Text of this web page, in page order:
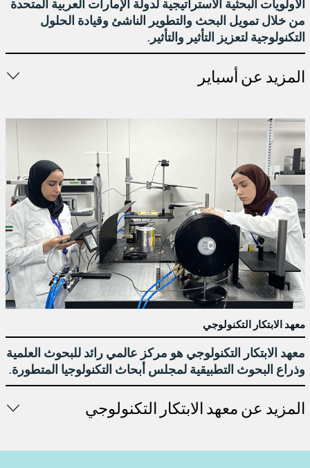
الأولويات البحثية الاستراتيجية لدولة الإمارات العربية المتحدة
من خلال تمويل البحث والتطوير الناشئ وقيادة الحلول
التكنولوجية لتعزيز التأثير والتأثير.
المزيد عن أسباير
معهد الابتكار التكنولوجي
معهد الابتكار التكنولوجي هو مركز عالمي رائد للبحوث العلمية
وذراع البحوث التطبيقية لمجلس أبحاث التكنولوجيا المتطورة.
المزيد عن معهد الابتكار التكنولوجي